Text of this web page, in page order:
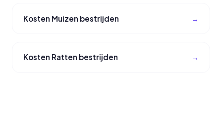
Kosten Muizen bestrijden
Kosten Ratten bestrijden